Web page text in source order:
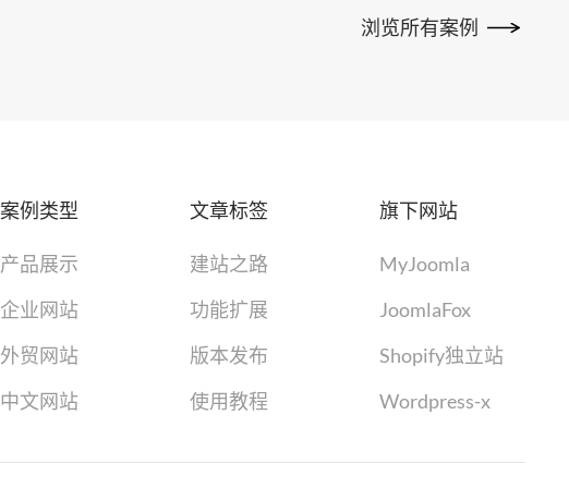
浏览所有案例
案例类型
产品展示
企业网站
外贸网站
中文网站
文章标签
建站之路
功能扩展
版本发布
使用教程
旗下网站
MyJoomla
JoomlaFox
Shopify独立站
Wordpress-x